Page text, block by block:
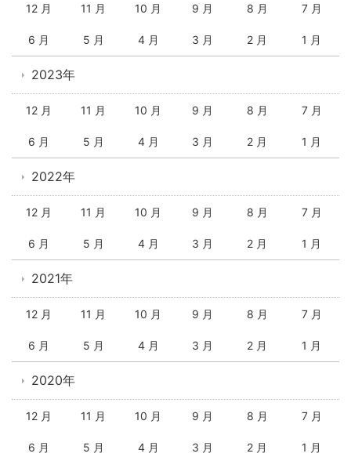
12 月 11 月 10 月 9 月 8 月 7 月
6 月 5 月 4 月 3 月 2 月 1 月
2023年
12 月 11 月 10 月 9 月 8 月 7 月
6 月 5 月 4 月 3 月 2 月 1 月
2022年
12 月 11 月 10 月 9 月 8 月 7 月
6 月 5 月 4 月 3 月 2 月 1 月
2021年
12 月 11 月 10 月 9 月 8 月 7 月
6 月 5 月 4 月 3 月 2 月 1 月
2020年
12 月 11 月 10 月 9 月 8 月 7 月
6 月 5 月 4 月 3 月 2 月 1 月